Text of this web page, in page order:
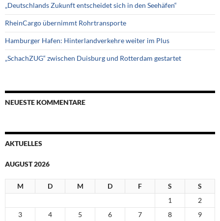
„Deutschlands Zukunft entscheidet sich in den Seehäfen“
RheinCargo übernimmt Rohrtransporte
Hamburger Hafen: Hinterlandverkehre weiter im Plus
„SchachZUG“ zwischen Duisburg und Rotterdam gestartet
NEUESTE KOMMENTARE
AKTUELLES
AUGUST 2026
M D M D F S
S
1
2
3
4 5 6 7 8 9